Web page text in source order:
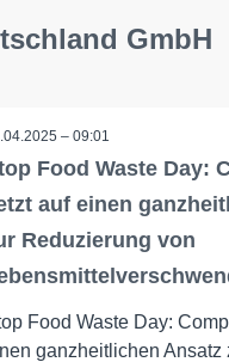
GmbH
– 09:01
Food Waste Day:
auf einen
Reduzierung von
Food Waste Day:
ganzheitlichen Ansatz